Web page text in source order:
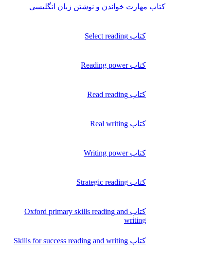
کتاب مهارت خواندن و نوشتن زبان انگلیسی
کتاب Select reading
کتاب Reading power
کتاب Read reading
کتاب Real writing
کتاب Writing power
کتاب Strategic reading
کتاب Oxford primary skills reading and
writing
کتاب Skills for success reading and writing